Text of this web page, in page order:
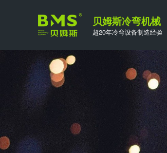
贝姆斯冷弯机械
超20年冷弯设备制造经验